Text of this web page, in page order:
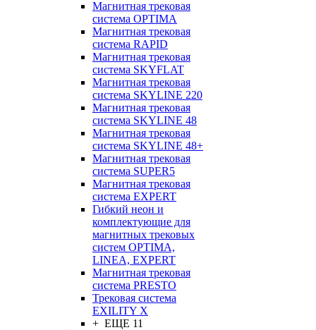
Магнитная трековая
система OPTIMA
Магнитная трековая
система RAPID
Магнитная трековая
система SKYFLAT
Магнитная трековая
система SKYLINE 220
Магнитная трековая
система SKYLINE 48
Магнитная трековая
система SKYLINE 48+
Магнитная трековая
система SUPER5
Магнитная трековая
система EXPERT
Гибкий неон и
комплектующие для
магнитных трековых
систем OPTIMA,
LINEA, EXPERT
Магнитная трековая
система PRESTO
Трековая система
EXILITY X
+ ЕЩЕ 11